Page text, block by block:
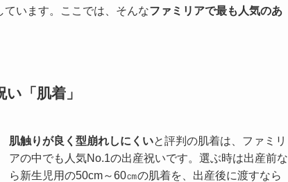
います。ここでは、そんなファミリアで最も人気のあ
「肌着」
肌触りが良く型崩れしにくいと評判の肌着は、ファミリ
アの中でも人気No.1の出産祝いです。選ぶ時は出産前な
ら新生児用の50cm～60㎝の肌着を、出産後に渡すなら